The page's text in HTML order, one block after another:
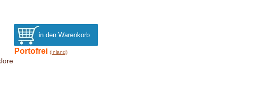
Portofrei (Inland)